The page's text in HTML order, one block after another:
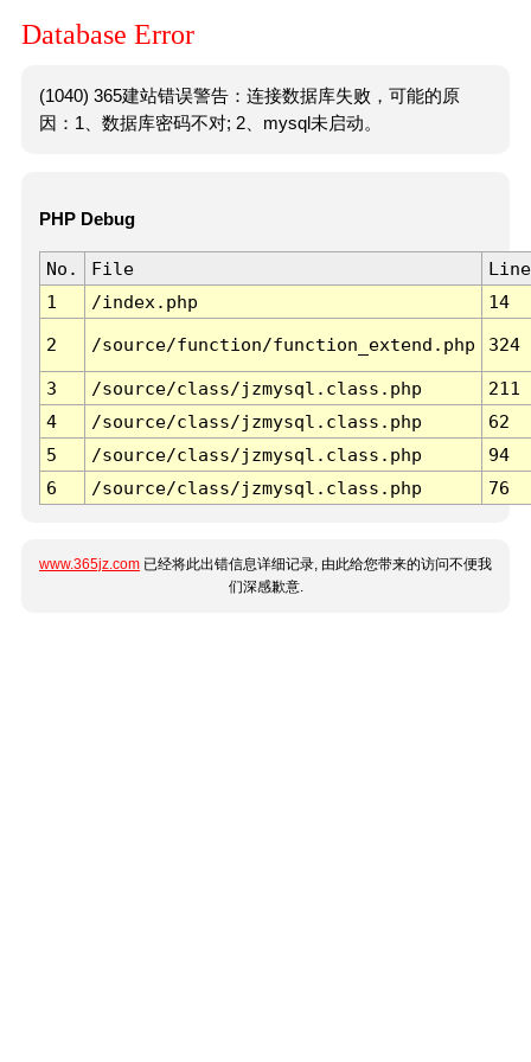
Database Error
(1040) 365建站错误警告：连接数据库失败，可能的原
因：1、数据库密码不对; 2、mysql未启动。
PHP Debug
No. File
Line
1
/index.php 14
2 /source/function/function_extend.php 324
3 /source/class/jzmysql.class.php
211
4
/source/class/jzmysql.class.php
62
5
/source/class/jzmysql.class.php
94
6
/source/class/jzmysql.class.php 76
www.365jz.com 已经将此出错信息详细记录, 由此给您带来的访问不便我
们深感歉意.